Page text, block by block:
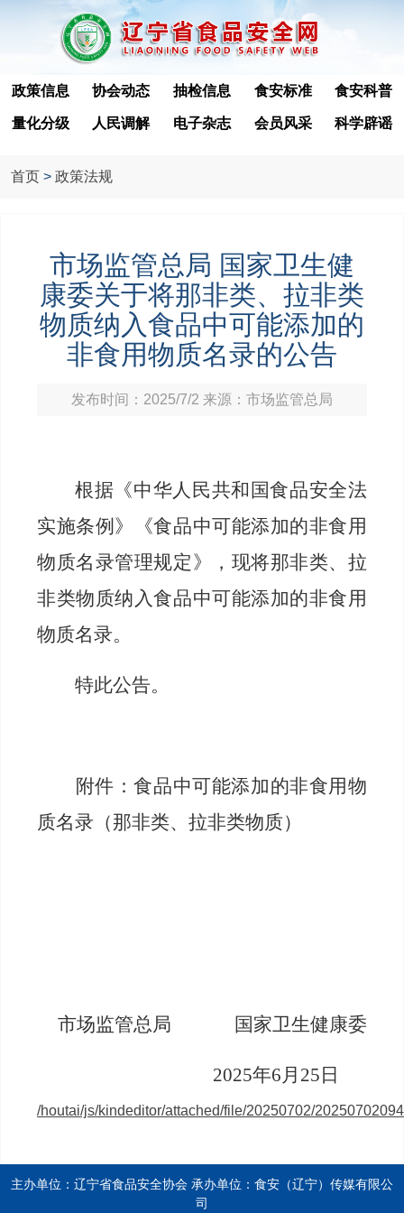
政策信息 协会动态 抽检信息 食安标准 食安科普
量化分级 人民调解 电子杂志 会员风采 科学辟谣
首页 > 政策法规
市场监管总局 国家卫生健
康委关于将那非类、拉非类
物质纳入食品中可能添加的
非食用物质名录的公告
发布时间：2025/7/2 来源：市场监管总局
根据 《中华人民共和国食品安全法
实施条例 》《食品中可能添加的非食用
物质名录管理规定》
， 现将那非类、拉
非类物质纳入食品中可能添加的非食用
物质名录。
特此公告。
附件：食品中可能添加的非食用物
质名录（那非类、拉非类物质）
市场监管总局 国家卫生健康委
2025年6月25日
/houtai/js/kindeditor/attached/file/20250702/
主办单位：辽宁省食品安全协会 承办单位：食安（辽宁）传媒有限公
司